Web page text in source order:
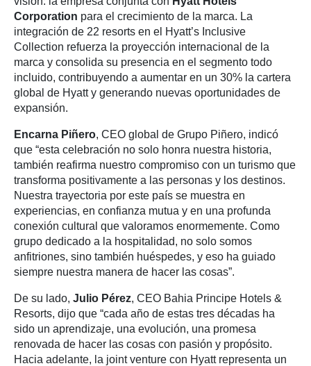
Corporation para el crecimiento de la marca. La
integración de 22 resorts en el Hyatt’s Inclusive
Collection refuerza la proyección internacional de la
marca y consolida su presencia en el segmento todo
incluido, contribuyendo a aumentar en un 30% la cartera
global de Hyatt y generando nuevas oportunidades de
expansión.
Encarna Piñero, CEO global de Grupo Piñero, indicó
que “esta celebración no solo honra nuestra historia,
también reafirma nuestro compromiso con un turismo que
transforma positivamente a las personas y los destinos.
Nuestra trayectoria por este país se muestra en
experiencias, en confianza mutua y en una profunda
conexión cultural que valoramos enormemente. Como
grupo dedicado a la hospitalidad, no solo somos
anfitriones, sino también huéspedes, y eso ha guiado
siempre nuestra manera de hacer las cosas”.
De su lado, Julio Pérez, CEO Bahia Principe Hotels &
Resorts, dijo que “cada año de estas tres décadas ha
sido un aprendizaje, una evolución, una promesa
renovada de hacer las cosas con pasión y propósito.
Hacia adelante, la joint venture con Hyatt representa un